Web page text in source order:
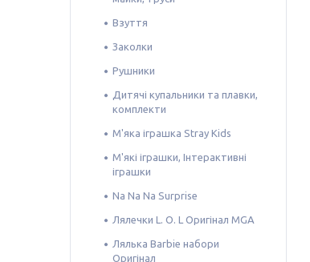
Взуття
Заколки
Рушники
Дитячі купальники та плавки,
комплекти
М'яка іграшка Stray Kids
М'які іграшки, Інтерактивні
іграшки
Na Na Na Surprise
Лялечки L. O. L Оригінал MGA
Лялька Barbie набори
Оригінал